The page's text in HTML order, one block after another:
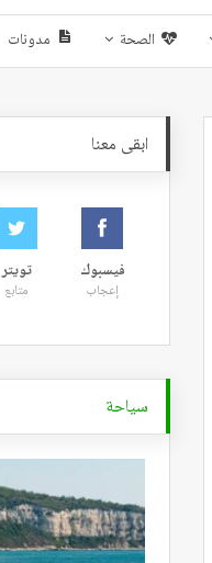
الصحة مدونات
ابقى معنا
فيسبوك
إعجاب
تويتر
متابع
سياحة